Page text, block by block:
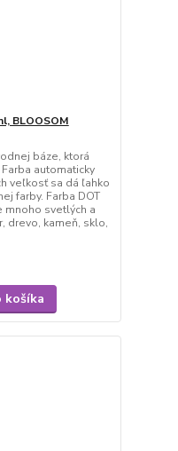
BLOOSOM
báze, ktorá
automaticky
veľkosť sa dá ľahko
farby. Farba DOT
mnoho svetlých a
drevo, kameň, sklo,
košíka